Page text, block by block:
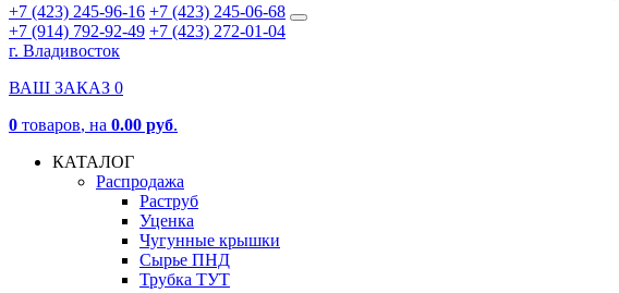
+7 (423) 245-96-16 +7 (423) 245-06-68
+7 (914) 792-92-49 +7 (423) 272-01-04
г. Владивосток
ВАШ ЗАКАЗ 0
0 товаров, на 0.00 руб.
КАТАЛОГ
Распродажа
Раструб
Уценка
Чугунные крышки
Сырье ПНД
Трубка ТУТ